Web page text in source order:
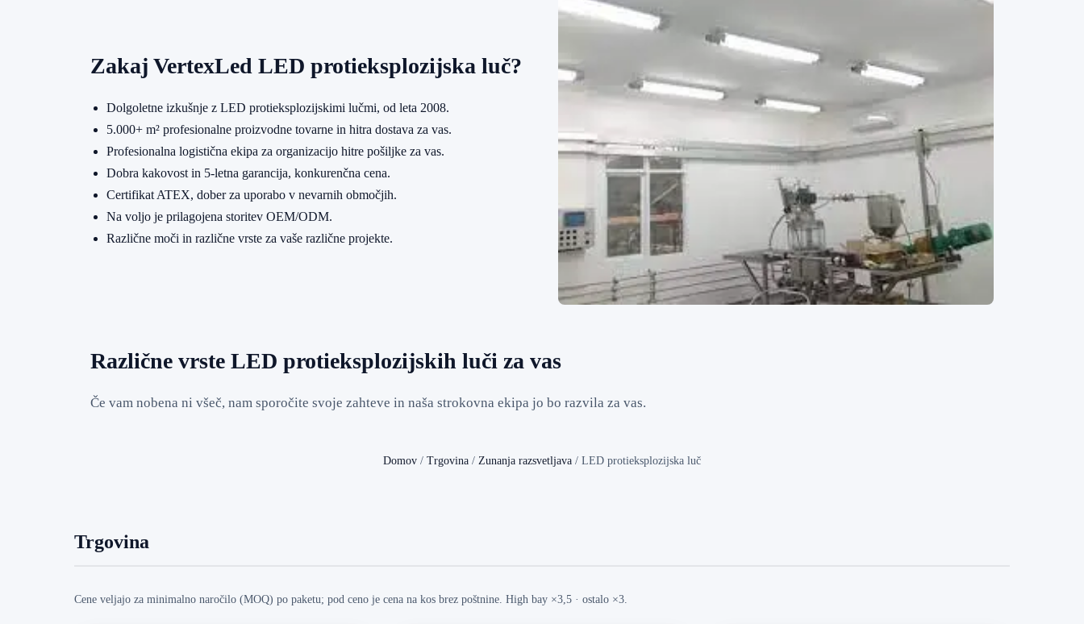
Zakaj VertexLed LED protieksplozijska luč?
Dolgoletne izkušnje z LED protieksplozijskimi lučmi, od leta 2008.
5.000+ m² profesionalne proizvodne tovarne in hitra dostava za vas.
Profesionalna logistična ekipa za organizacijo hitre pošiljke za vas.
Dobra kakovost in 5-letna garancija, konkurenčna cena.
Certifikat ATEX, dober za uporabo v nevarnih območjih.
Na voljo je prilagojena storitev OEM/ODM.
Različne moči in različne vrste za vaše različne projekte.
Različne vrste LED protieksplozijskih luči za vas
Če vam nobena ni všeč, nam sporočite svoje zahteve in naša strokovna ekipa jo bo razvila za vas.
Domov / Trgovina / Zunanja razsvetljava / LED protieksplozijska luč
Trgovina
Cene veljajo za minimalno naročilo (MOQ) po paketu; pod ceno je cena na kos brez poštnine. High bay ×3,5 · ostalo ×3.